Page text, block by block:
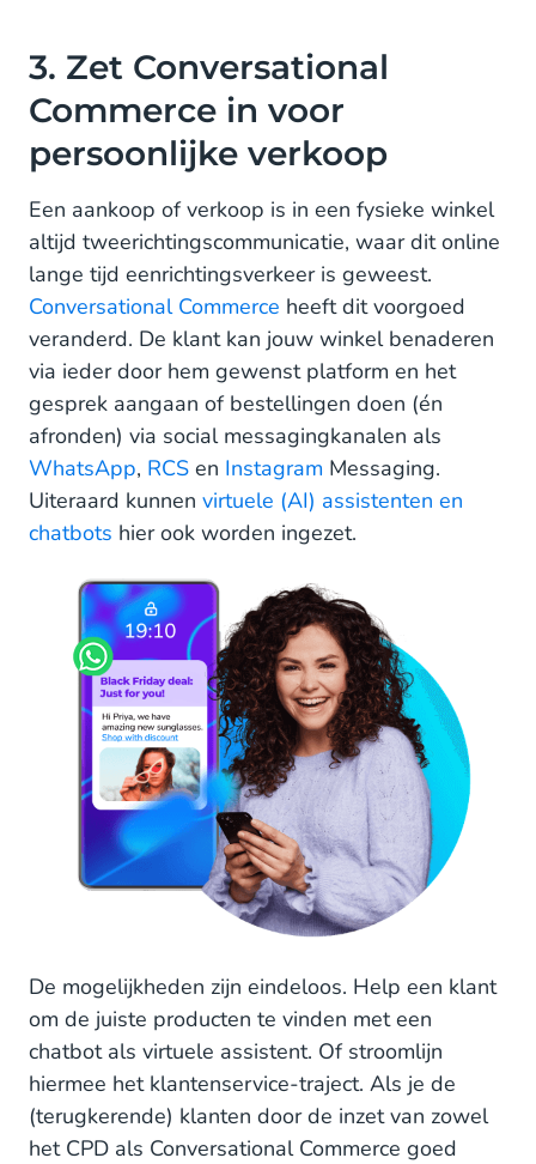
3. Zet Conversational
Commerce in voor
persoonlijke verkoop
Een aankoop of verkoop is in een fysieke winkel
altijd tweerichtingscommunicatie, waar dit online
lange tijd eenrichtingsverkeer is geweest.
Conversational Commerce heeft dit voorgoed
veranderd. De klant kan jouw winkel benaderen
via ieder door hem gewenst platform en het
gesprek aangaan of bestellingen doen (én
afronden) via social messagingkanalen als
WhatsApp, RCS en Instagram Messaging.
Uiteraard kunnen virtuele (AI) assistenten en
chatbots hier ook worden ingezet.
De mogelijkheden zijn eindeloos. Help een klant
om de juiste producten te vinden met een
chatbot als virtuele assistent. Of stroomlijn
hiermee het klantenservice-traject. Als je de
(terugkerende) klanten door de inzet van zowel
het CPD als Conversational Commerce goed